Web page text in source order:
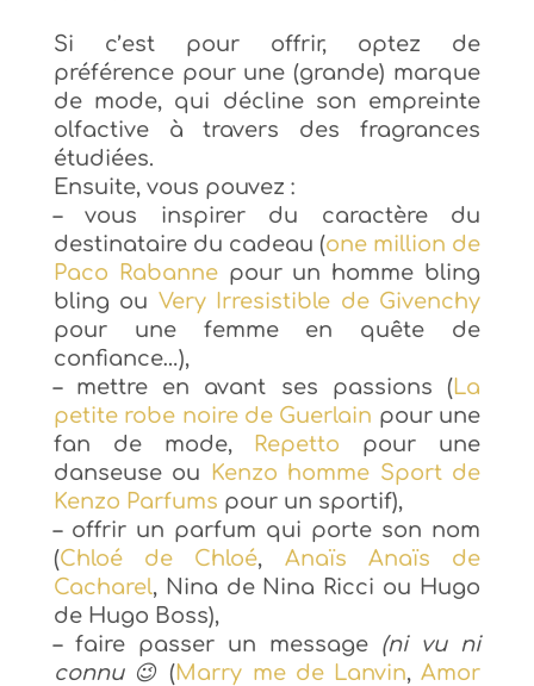
Si c’est pour offrir, optez de
préférence pour une (grande) marque
de mode, qui décline son empreinte
olfactive à travers des fragrances
étudiées.
Ensuite, vous pouvez :
–vous inspirer du caractère du
destinataire du cadeau (one million de
Paco Rabannepour un homme bling
bling ou Very Irresistible de Givenchy
pour une femme en quête de
confiance…),
– mettre en avant ses passions (La
petite robe noire de Guerlain pour une
fan de mode,
Repetto pour une
danseuse ou
Kenzo homme Sport de
Kenzo Parfums pour un sportif),
– offrir un parfum qui porte son nom
(Chloé de Chloé, Anaïs Anaïs de
Cacharel, Nina de Nina Ricci ou Hugo
de Hugo Boss),
– faire passer un message (ni vu ni
connu 😉 (Marry me de Lanvin,Amor